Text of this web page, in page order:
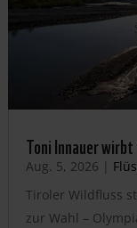
Toni Innauer wirbt
Aug. 5, 2026 |
Tiroler Wildfluss
zur Wahl –